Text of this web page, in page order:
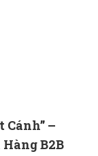
Cánh” –
B2B